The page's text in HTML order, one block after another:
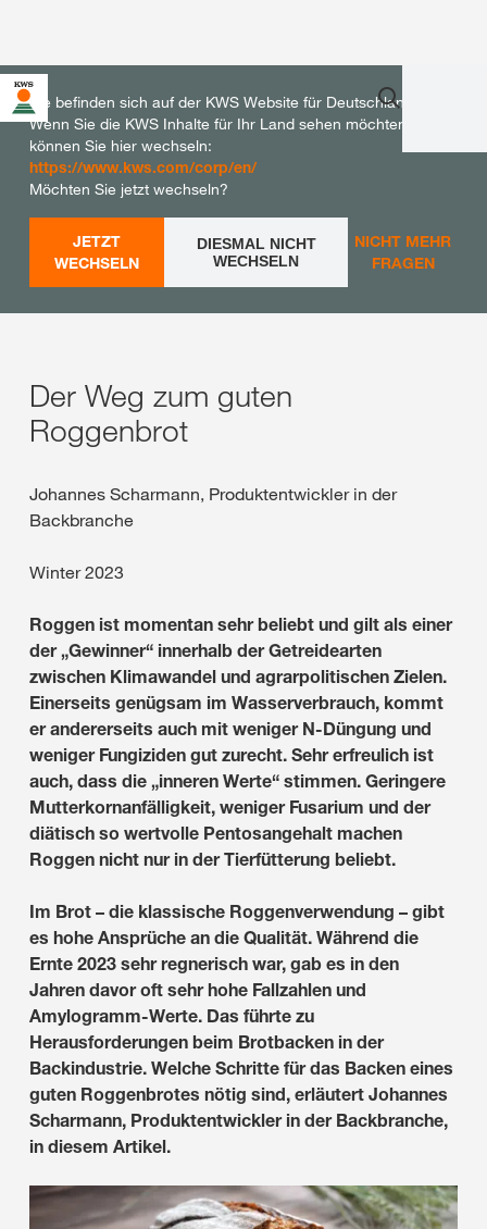
Sie befinden sich auf der KWS Website für Deutschland.
Wenn Sie die KWS Inhalte für Ihr Land sehen möchten,
können Sie hier wechseln:
https://www.kws.com/corp/en/
Möchten Sie jetzt wechseln?
JETZT
WECHSELN
DIESMAL NICHT
WECHSELN
NICHT MEHR
FRAGEN
Der Weg zum guten
Roggenbrot
Johannes Scharmann, Produktentwickler in der
Backbranche
Winter 2023
Roggen ist momentan sehr beliebt und gilt als einer
der „Gewinner“ innerhalb der Getreidearten
zwischen Klimawandel und agrarpolitischen Zielen.
Einerseits genügsam im Wasserverbrauch, kommt
er andererseits auch mit weniger N-Düngung und
weniger Fungiziden gut zurecht. Sehr erfreulich ist
auch, dass die „inneren Werte“ stimmen. Geringere
Mutterkornanfälligkeit, weniger Fusarium und der
diätisch so wertvolle Pentosangehalt machen
Roggen nicht nur in der Tierfütterung beliebt.
Im Brot – die klassische Roggenverwendung – gibt
es hohe Ansprüche an die Qualität. Während die
Ernte 2023 sehr regnerisch war, gab es in den
Jahren davor oft sehr hohe Fallzahlen und
Amylogramm-Werte. Das führte zu
Herausforderungen beim Brotbacken in der
Backindustrie. Welche Schritte für das Backen eines
guten Roggenbrotes nötig sind, erläutert Johannes
Scharmann, Produktentwickler in der Backbranche,
in diesem Artikel.